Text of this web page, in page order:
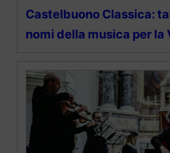
Castelbuono Classica:
nomi della musica per la